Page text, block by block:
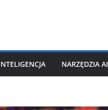
NARZĘDZIA AI